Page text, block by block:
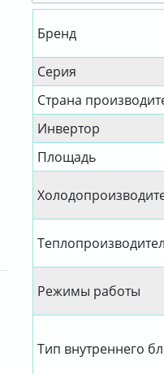
Бренд
Серия
Страна
Инвертор
Площадь
Режимы работы
Тип внутреннего